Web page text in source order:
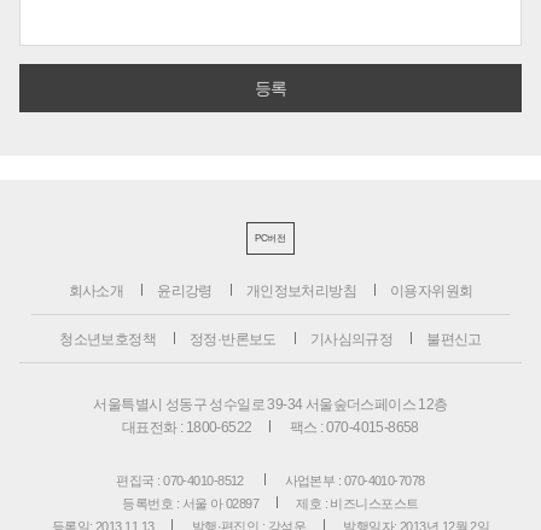
PC버전
회사소개 윤리강령 개인정보처리방침 이용자위원회
청소년보호정책 정정·반론보도 기사심의규정 불편신고
서울특별시 성동구 성수일로 39-34 서울숲더스페이스 12층
대표전화 : 1800-6522
팩스 : 070-4015-8658
편집국 : 070-4010-8512
사업본부 : 070-4010-7078
등록번호 : 서울 아 02897
제호 : 비즈니스포스트
등록일: 2013.11.13
발행·편집인 : 강석운 발행일자: 2013년 12월 2일